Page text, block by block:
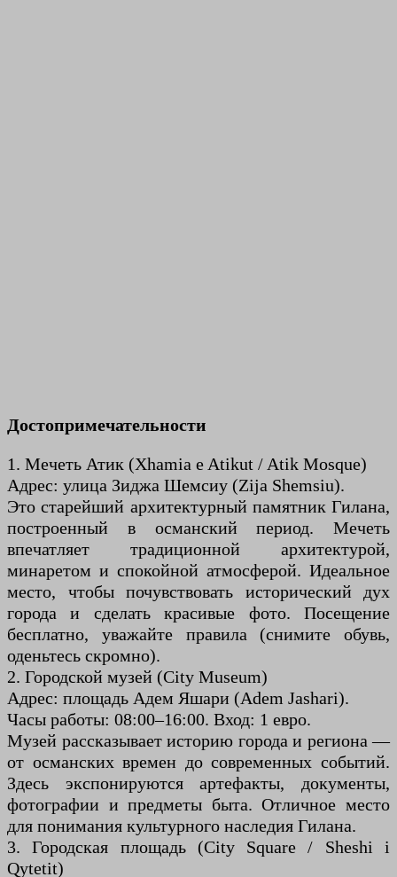
Достопримечательности
1. Мечеть Атик (Xhamia e Atikut / Atik Mosque)
Адрес: улица Зиджа Шемсиу (Zija Shemsiu).
Это старейший архитектурный памятник Гилана,
построенный в османский период. Мечеть
впечатляет традиционной архитектурой,
минаретом и спокойной атмосферой. Идеальное
место, чтобы почувствовать исторический дух
города и сделать красивые фото. Посещение
бесплатно, уважайте правила (снимите обувь,
оденьтесь скромно).
2. Городской музей (City Museum)
Адрес: площадь Адем Яшари (Adem Jashari).
Часы работы: 08:00–16:00. Вход: 1 евро.
Музей рассказывает историю города и региона —
от османских времен до современных событий.
Здесь экспонируются артефакты, документы,
фотографии и предметы быта. Отличное место
для понимания культурного наследия Гилана.
3. Городская площадь (City Square / Sheshi i
Qytetit)